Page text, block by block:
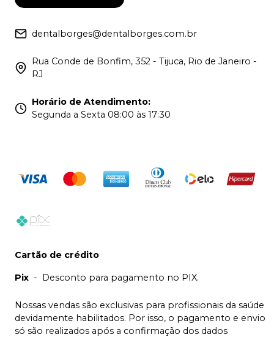
dentalborges@dentalborges.com.br
Rua Conde de Bonfim, 352 - Tijuca, Rio de Janeiro -
RJ
Horário de Atendimento:
Segunda a Sexta 08:00 às 17:30
Cartão de crédito
Pix - Desconto para pagamento no PIX.
Nossas vendas são exclusivas para profissionais da saúde
devidamente habilitados. Por isso, o pagamento e envio
só são realizados após a confirmação dos dados